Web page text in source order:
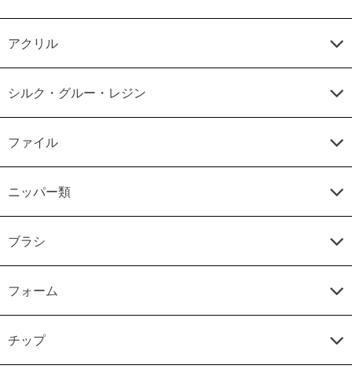
アクリル
シルク・グルー・レジン
ファイル
ニッパー類
ブラシ
フォーム
チップ